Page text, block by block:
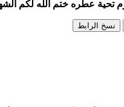
تحية عطره ختم الله لكم
نسخ الرابط